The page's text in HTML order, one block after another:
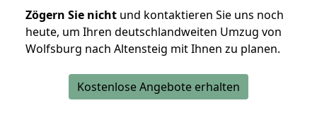
Zögern Sie nicht und kontaktieren Sie uns noch
heute, um Ihren deutschlandweiten Umzug von
Wolfsburg nach Altensteig mit Ihnen zu planen.
Kostenlose Angebote erhalten